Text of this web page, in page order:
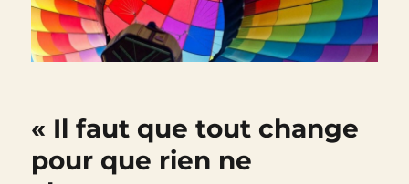
« Il faut que tout change
pour que rien ne